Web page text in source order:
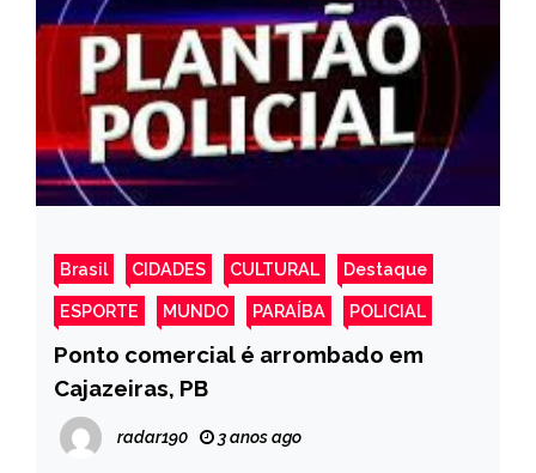
Brasil CIDADES CULTURAL Destaque
ESPORTE MUNDO PARAÍBA POLICIAL
Ponto comercial é arrombado em
Cajazeiras, PB
radar190 3 anos ago